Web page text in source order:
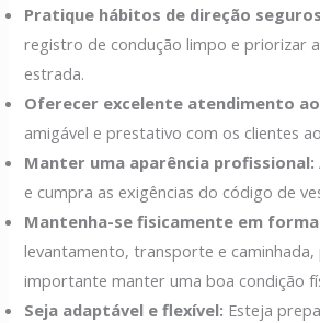
Pratique hábitos de direção
registro de condução limpo e priorizar
estrada.
Oferecer excelente atendimento
amigável e prestativo com os clientes
Manter uma aparência profissional:
e cumpra as exigências do código de
Mantenha-se fisicamente em
levantamento, transporte e
importante manter uma boa condição
Seja adaptável e flexível: Esteja